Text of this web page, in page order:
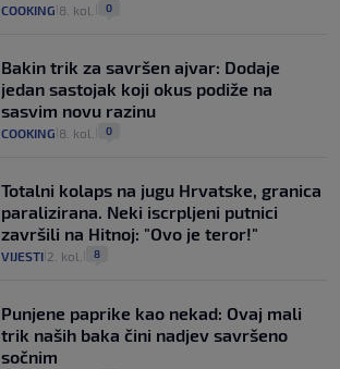
COOKING 8. kol. 0
Bakin trik za savršen ajvar: Dodaje
jedan sastojak koji okus podiže na
sasvim novu razinu
COOKING 8. kol. 0
Totalni kolaps na jugu Hrvatske, granica
paralizirana. Neki iscrpljeni putnici
završili na Hitnoj: "Ovo je teror!"
VIJESTI 2. kol. 8
Punjene paprike kao nekad: Ovaj mali
trik naših baka čini nadjev savršeno
sočnim